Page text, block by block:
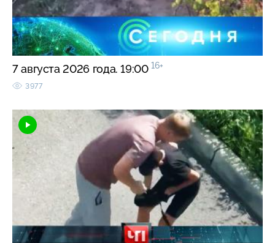
7 августа 2026 года. 19:00 16+
3977